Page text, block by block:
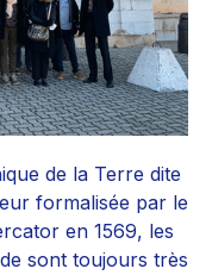
de la Terre dite
formalisée par le
en 1569, les
sont toujours très